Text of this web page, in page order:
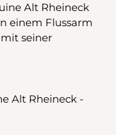
Alt Rheineck
einem Flussarm
seiner
Alt Rheineck -